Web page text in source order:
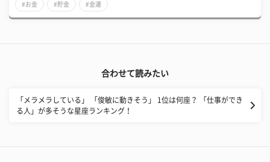
#お金 #貯金 #金運
合わせて読みたい
「メラメラしている」 「俊敏に動きそう」 1位は何座？ 「仕事ができ
る人」が多そうな星座ランキング！